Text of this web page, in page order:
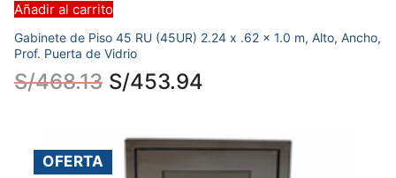
Añadir al carrito
Gabinete de Piso 45 RU (45UR) 2.24 x .62 x 1.0 m, Alto, Ancho,
Prof. Puerta de Vidrio
S/468.13 S/453.94
OFERTA